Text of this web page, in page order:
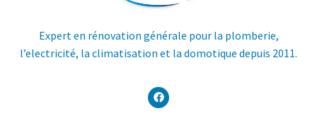
Expert en rénovation générale pour la plomberie,
l’electricité, la climatisation et la domotique depuis 2011.